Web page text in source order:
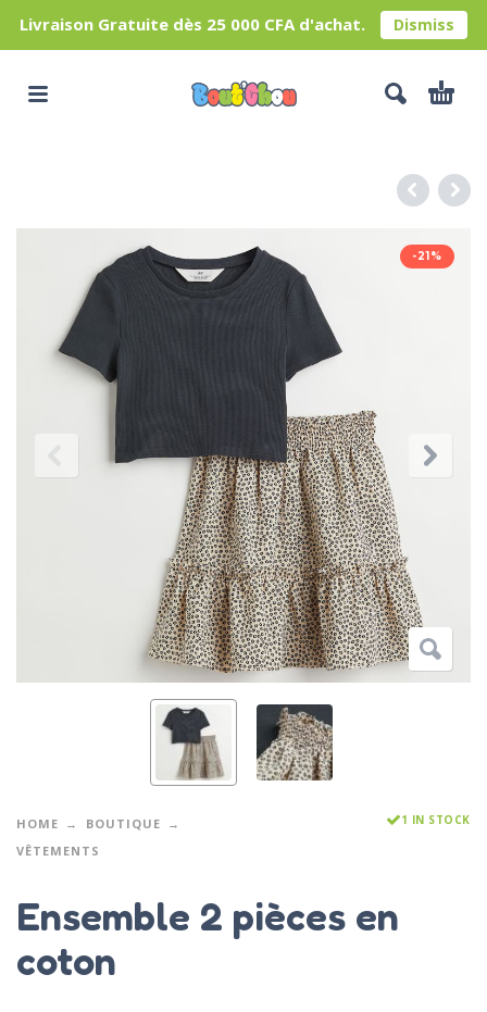
Livraison Gratuite dès 25 000 CFA d'achat. Dismiss
-21%
HOME
BOUTIQUE
VÊTEMENTS
1 IN STOCK
Ensemble 2 pièces en
coton